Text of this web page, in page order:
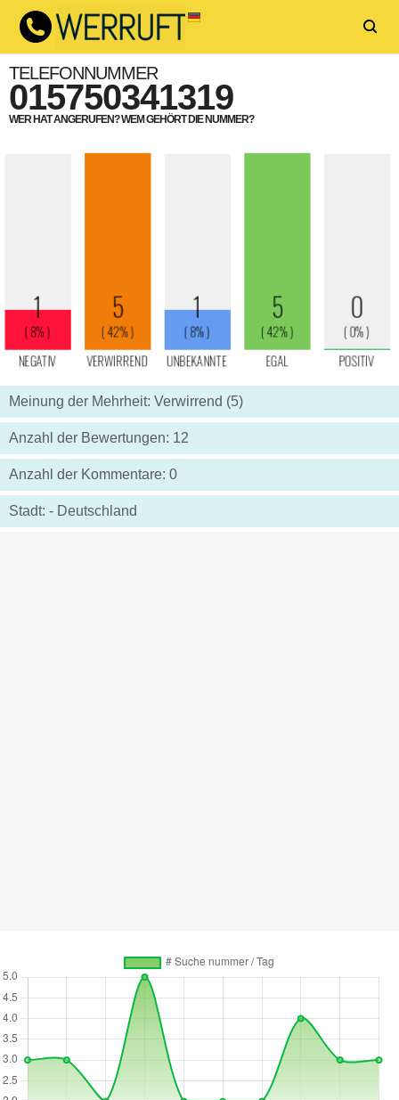
TELEFONNUMMER
015750341319
WER HAT ANGERUFEN? WEM GEHÖRT DIE NUMMER?
Meinung der Mehrheit: Verwirrend (5)
Anzahl der Bewertungen: 12
Anzahl der Kommentare: 0
Stadt: - Deutschland